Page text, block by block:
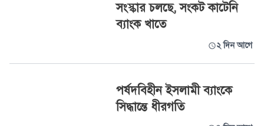
সংস্কার চলছে, সংকট কাটেনি
ব্যাংক খাতে
২ দিন আগে
পর্ষদবিহীন ইসলামী ব্যাংকে
সিদ্ধান্তে ধীরগতি